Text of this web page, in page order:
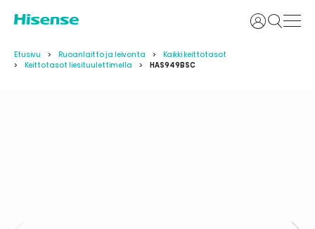
Kirjaudu
Etusivu Ruoanlaitto ja leivonta
Kaikki keittotasot
Keittotasot liesituulettimella
HAS949BSC